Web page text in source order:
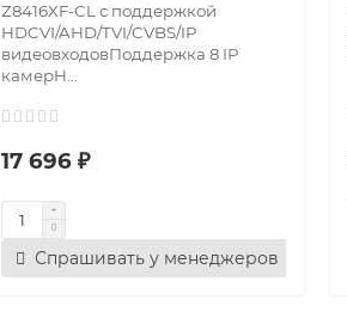
Z8416XF-CL с поддержкой
HDCVI/AHD/TVI/CVBS/IP
видеовходовПоддержка 8 IP
камерH...
17 696 ₽
Спрашивать у менеджеров